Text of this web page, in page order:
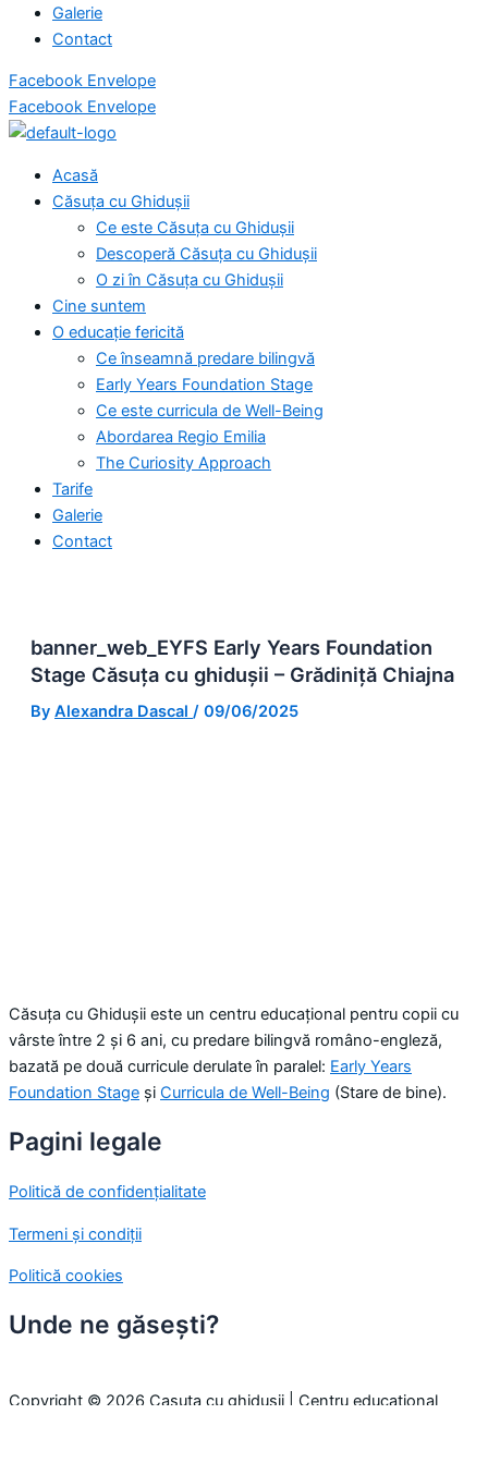
Galerie
Contact
Facebook Envelope
Facebook Envelope
Acasă
Căsuța cu Ghidușii
Ce este Căsuța cu Ghidușii
Descoperă Căsuța cu Ghidușii
O zi în Căsuța cu Ghidușii
Cine suntem
O educație fericită
Ce înseamnă predare bilingvă
Early Years Foundation Stage
Ce este curricula de Well-Being
Abordarea Regio Emilia
The Curiosity Approach
Tarife
Galerie
Contact
banner_web_EYFS Early Years Foundation
Stage Căsuța cu ghidușii – Grădiniță Chiajna
By Alexandra Dascal / 09/06/2025
Căsuța cu Ghidușii este un centru educațional pentru copii cu
vârste între 2 și 6 ani, cu predare bilingvă româno-engleză,
bazată pe două curricule derulate în paralel: Early Years
Foundation Stage și Curricula de Well-Being (Stare de bine).
Pagini legale
Politică de confidențialitate
Termeni și condiții
Politică cookies
Unde ne găsești?
Copyright © 2026 Casuta cu ghidusii | Centru educațional